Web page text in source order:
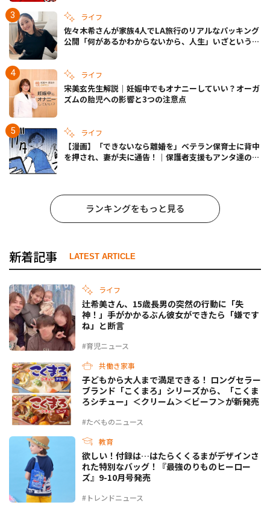
ライフ
佐々木希さんが家族4人でLA旅行のリアルなパッキング
公開「何があるかわからないから、人生」いざというと
ライフ
宋美玄先生解説｜妊娠中でもオナニーしていい？オーガ
ズムの胎児への影響と3つの注意点
ライフ
【漫画】「できないなら離婚を」ベテラン保育士に背中
を押され、妻が夫に通告！｜保護者支援もアンタ達の仕
ランキングをもっと見る
新着記事 LATEST ARTICLE
ライフ
#育児ニュース
辻希美さん、15歳長男の突然の行動に「失
神！」手がかかるぶん彼女ができたら「嫌です
ね」と断言
共働き家事
#たべものニュース
子どもから大人まで満足できる！ ロングセラー
ブランド「こくまろ」シリーズから、「こくま
ろシチュー」＜クリーム＞＜ビーフ＞が新発売
教育
#トレンドニュース
欲しい！付録は…はたらくくるまがデザインさ
れた特別なバッグ！『最強のりものヒーロー
ズ』9-10月号発売